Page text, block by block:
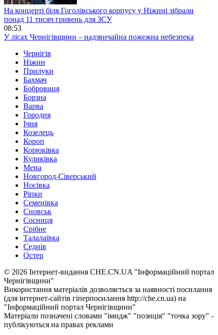
На концерті біля Гоголівського корпусу у Ніжині зібрали
понад 11 тисяч гривень для ЗСУ
08:53
У лісах Чернігівщини – надзвичайна пожежна небезпека
Чернігів
Ніжин
Прилуки
Бахмач
Бобровиця
Борзна
Варва
Городня
Ічня
Козелець
Короп
Корюківка
Куликівка
Мена
Новгород-Сіверський
Носівка
Ріпки
Семенівка
Сновськ
Сосниця
Срібне
Талалаївка
Седнів
Остер
© 2026 Інтернет-видання CHE.CN.UA "Інформаційний портал
Чернiгiвщини"
Використання матеріалів дозволяється за наявності посилання
(для інтернет-сайтів гіперпосилання http://che.cn.ua) на
"Інформаційний портал Чернiгiвщини"
Матеріали позначені словами "імидж" "позиція" "точка зору" -
публікуються на правах реклами